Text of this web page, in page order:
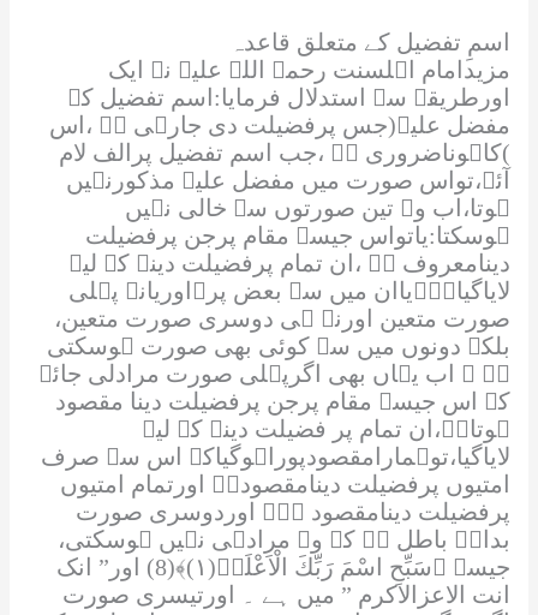
اسمِ تفضیل کے متعلق قاعدہ
مزیدامام اہلسنت رحمۃ اللہ علیہ نے ایک
اورطریقے سے استدلال فرمایا:اسم تفضیل کے
مفضل علیہ(جس پرفضیلت دی جارہی ہے ،اس
)کاہوناضروری ہے ،جب اسم تفضیل پرالف لام
آئے،تواس صورت میں مفضل علیہ مذکورنہیں
ہوتا،اب وہ تین صورتوں سے خالی نہیں
ہوسکتا:یاتواس جیسے مقام پرجن پرفضیلت
دینامعروف ہے ،ان تمام پرفضیلت دینے کے لیے
لایاگیاہے۔یاان میں سے بعض پر۔اوریانہ پہلی
صورت متعین اورنہ ہی دوسری صورت متعین،
بلکہ دونوں میں سے کوئی بھی صورت ہوسکتی
ہے ۔ اب یہاں بھی اگرپہلی صورت مرادلی جائے
کہ اس جیسے مقام پرجن پرفضیلت دینا مقصود
ہوتاہے،ان تمام پر فضیلت دینے کے لیے
لایاگیا،توہمارامقصودپوراہوگیاکہ اس سے صرف
امتیوں پرفضیلت دینامقصودہے اورتمام امتیوں
پرفضیلت دینامقصود ہے۔ اوردوسری صورت
بداہۃ باطل ہے کہ وہ مرادہی نہیں ہوسکتی،
جیسے ﴿سَبِّحِ اسْمَ رَبِّكَ الْاَعْلَىۙ(۱)﴾ (8) اور”
انک
انت الاعزالاکرم ” میں ہے ۔ اورتیسری صورت